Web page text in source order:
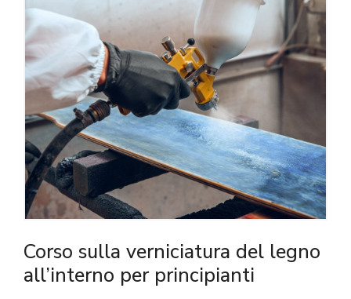
Corso sulla verniciatura del legno
all’interno per principianti